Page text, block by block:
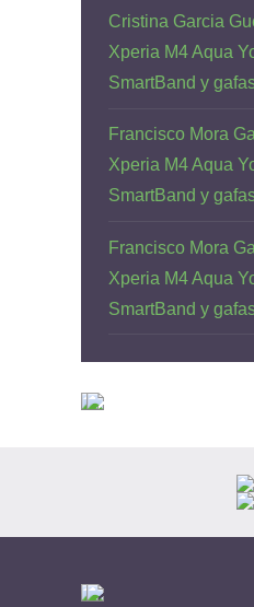
Cristina Garcia
Xperia M4 Aqua
SmartBand y
Francisco Mora
Xperia M4 Aqua
SmartBand y
Francisco Mora
Xperia M4 Aqua
SmartBand y